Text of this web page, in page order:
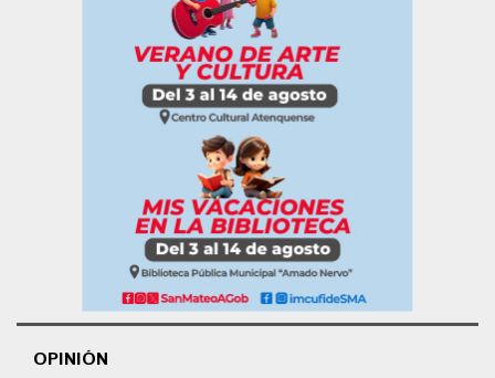
OPINIÓN